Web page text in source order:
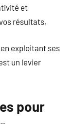
et
résultats.
exploitant ses
un levier
pour